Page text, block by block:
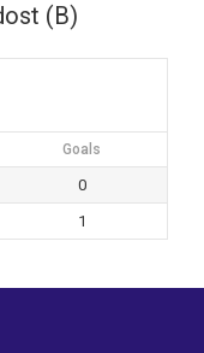
(B)
Goals
0
1